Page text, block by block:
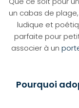
un cabas de
ludique et
parfaite pour
associer à un
Pourquoi